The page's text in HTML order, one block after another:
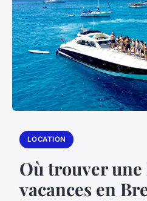
LOCATION
Où trouver
vacances en